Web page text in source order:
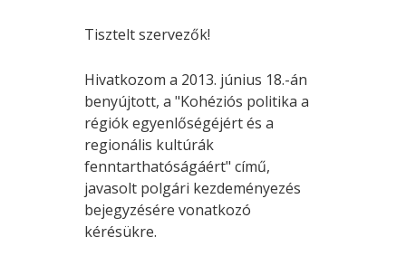
Tisztelt szervezők!
Hivatkozom a 2013. június 18.-án
benyújtott, a "Kohéziós politika a
régiók egyenlőségéjért és a
regionális kultúrák
fenntarthatóságáért" című,
javasolt polgári kezdeményezés
bejegyzésére vonatkozó
kérésükre.